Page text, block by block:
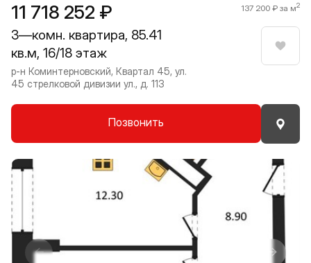
11 718 252 ₽ 137 200 ₽ за м2
3—комн. квартира, 85.41
кв.м, 16/18 этаж
р-н Коминтерновский, Квартал 45, ул.
45 стрелковой дивизии ул., д. 113
Позвонить
Прокрутить влево